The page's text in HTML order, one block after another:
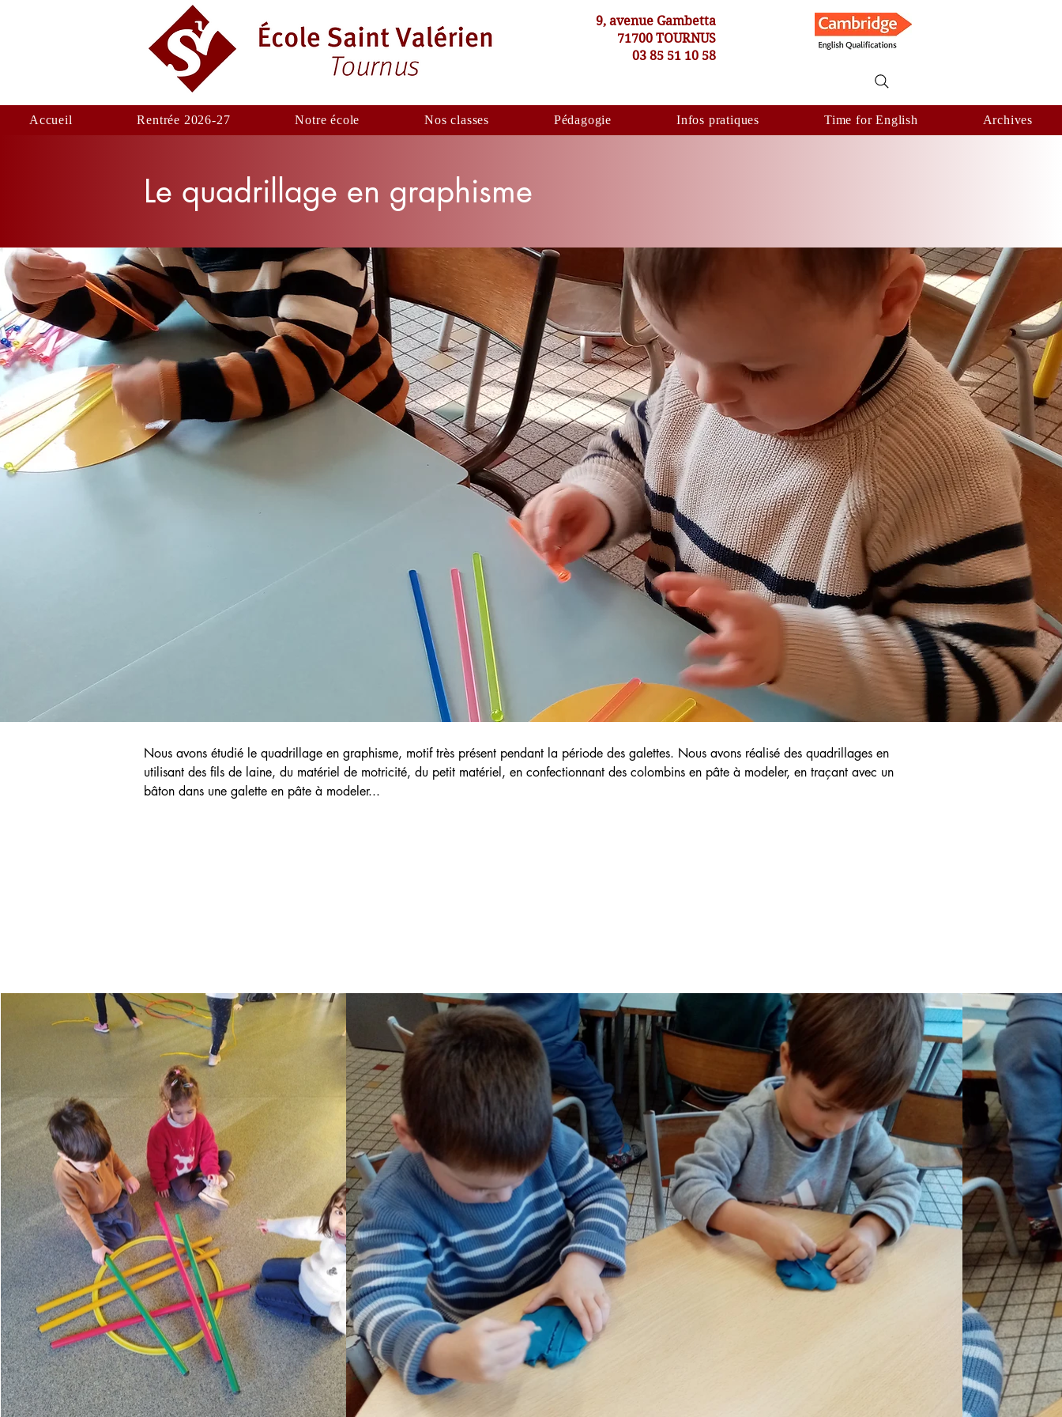
9, avenue Gambetta
71700 TOURNUS
03 85 51 10 58
Accueil Rentrée 2026-27 Notre école Nos classes Pédagogie Infos pratiques Time for English Archives
Le quadrillage en graphisme
Nous avons étudié le quadrillage en graphisme, motif très présent pendant la période des galettes. Nous avons réalisé des quadrillages en
utilisant des fils de laine, du matériel de motricité, du petit matériel, en confectionnant des colombins en pâte à modeler, en traçant avec un
bâton dans une galette en pâte à modeler...